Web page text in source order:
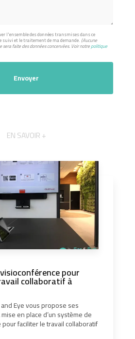
l'ensemble des données transmises dans ce
et le traitement de ma demande. (Aucune
sera faite des données concervées. Voir notrepolitique
EN SAVOIR +
pour
collaboratif à
Eye vous propose ses
en place d’un système de
faciliter le travail collaboratif